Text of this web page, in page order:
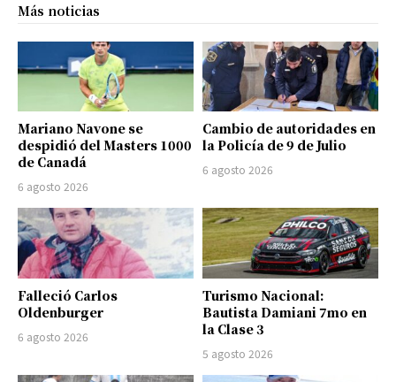
Más noticias
Mariano Navone se
despidió del Masters 1000
de Canadá
6 agosto 2026
Cambio de autoridades en
la Policía de 9 de Julio
6 agosto 2026
Falleció Carlos
Oldenburger
6 agosto 2026
Turismo Nacional:
Bautista Damiani 7mo en
la Clase 3
5 agosto 2026